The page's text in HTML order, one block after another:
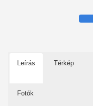
Leírás Térkép
Fotók